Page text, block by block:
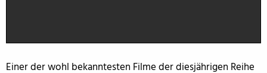
Einer der wohl bekanntesten Filme der diesjährigen Reihe